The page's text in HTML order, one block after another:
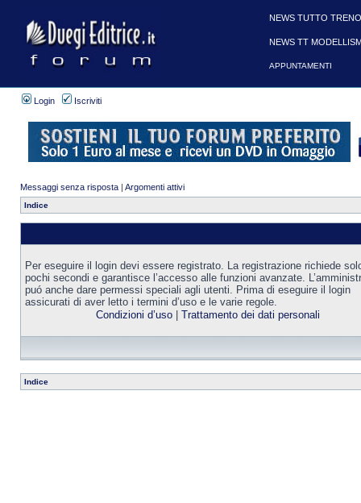
Login Iscriviti
Messaggi senza risposta | Argomenti attivi
Indice
Per eseguire il login devi essere registrato. La registrazione richiede
pochi secondi e garantisce l’accesso alle funzioni avanzate.
puó anche dare permessi speciali agli utenti. Prima di eseguire il login
assicurati di aver letto i termini d’uso e le varie regole.
Condizioni d’uso| Trattamento dei dati personali
Indice
NEWS TUTTO
NEWS TT
APPUNTAMENTI